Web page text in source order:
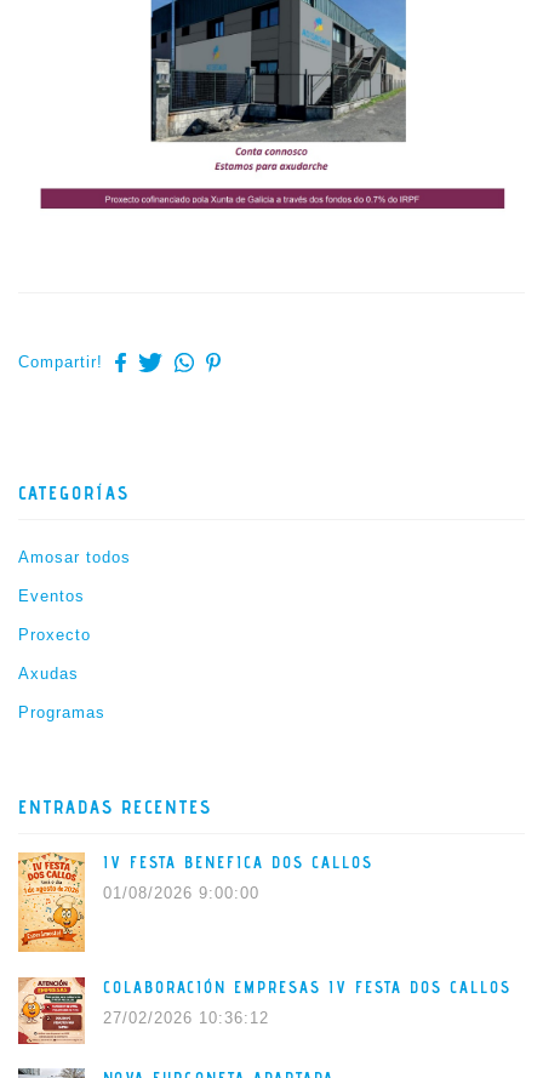
Compartir!
CATEGORÍAS
Amosar todos
Eventos
Proxecto
Axudas
Programas
ENTRADAS RECENTES
IV FESTA BENEFICA DOS CALLOS
01/08/2026 9:00:00
COLABORACIÓN EMPRESAS IV FESTA DOS CALLOS
27/02/2026 10:36:12